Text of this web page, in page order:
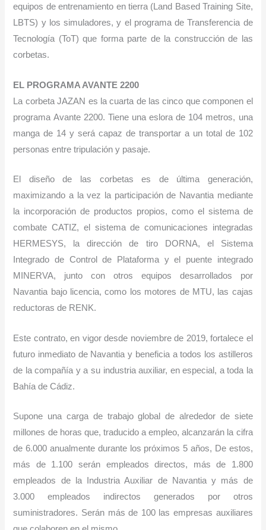
equipos de entrenamiento en tierra (Land Based Training Site,
LBTS) y los simuladores, y el programa de Transferencia de
Tecnología (ToT) que forma parte de la construcción de las
corbetas.
EL PROGRAMA AVANTE 2200
La corbeta JAZAN es la cuarta de las cinco que componen el
programa Avante 2200. Tiene una eslora de 104 metros, una
manga de 14 y será capaz de transportar a un total de 102
personas entre tripulación y pasaje.
El diseño de las corbetas es de última generación,
maximizando a la vez la participación de Navantia mediante
la incorporación de productos propios, como el sistema de
combate CATIZ, el sistema de comunicaciones integradas
HERMESYS, la dirección de tiro DORNA, el Sistema
Integrado de Control de Plataforma y el puente integrado
MINERVA, junto con otros equipos desarrollados por
Navantia bajo licencia, como los motores de MTU, las cajas
reductoras de RENK.
Este contrato, en vigor desde noviembre de 2019, fortalece el
futuro inmediato de Navantia y beneficia a todos los astilleros
de la compañía y a su industria auxiliar, en especial, a toda la
Bahía de Cádiz.
Supone una carga de trabajo global de alrededor de siete
millones de horas que, traducido a empleo, alcanzarán la cifra
de 6.000 anualmente durante los próximos 5 años, De estos,
más de 1.100 serán empleados directos, más de 1.800
empleados de la Industria Auxiliar de Navantia y más de
3.000 empleados indirectos generados por otros
suministradores. Serán más de 100 las empresas auxiliares